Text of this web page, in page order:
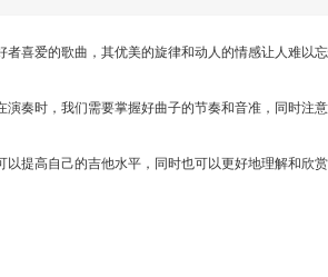
喜爱的歌曲，其优美的旋律和动人的情感让人难以
奏时，我们需要掌握好曲子的节奏和音准，同时注
提高自己的吉他水平，同时也可以更好地理解和欣